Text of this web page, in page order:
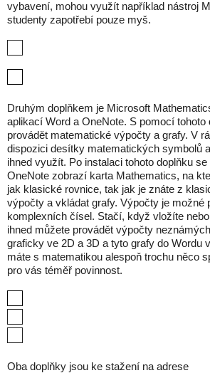
vybavení, mohou využít například nástroj
studenty zapotřebí pouze myš.
Druhým doplňkem je Microsoft
aplikací Word a OneNote. S pomocí
provádět matematické výpočty a grafy. V
dispozici desítky matematických symbolů
ihned využít. Po instalaci tohoto doplňku
OneNote zobrazí karta Mathematics, na
jak klasické rovnice, tak jak je znáte z
výpočty a vkládat grafy. Výpočty je možné
komplexních čísel. Stačí, když vložíte
ihned můžete provádět výpočty
graficky ve 2D a 3D a tyto grafy do Wordu
máte s matematikou alespoň trochu něco
pro vás téměř povinnost.
Oba doplňky jsou ke stažení na adrese